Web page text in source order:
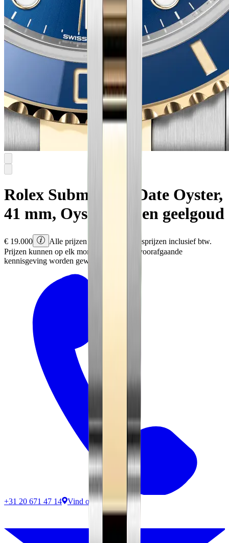
Rolex Submariner Date Oyster,
41 mm, Oystersteel en geelgoud
€ 19.000
Alle prijzen zijn Rolex adviesprijzen inclusief btw.
Prijzen kunnen op elk moment en zonder voorafgaande
kennisgeving worden gewijzigd.
+31 20 671 47 14 Vind ons